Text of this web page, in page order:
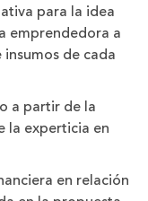
para la idea
emprendedora a
de cada
a partir de la
la experticia en
en relación